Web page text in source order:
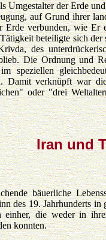
Umgestalter der Erde
auf Grund ihrer
verbunden, wie Er
beteiligte sich
des
Die Ordnung und
speziellen
Damit verknüpft war
oder "drei
Iran und
bäuerliche
des 19. Jahrhunderts
einher, die weder in
konnten.